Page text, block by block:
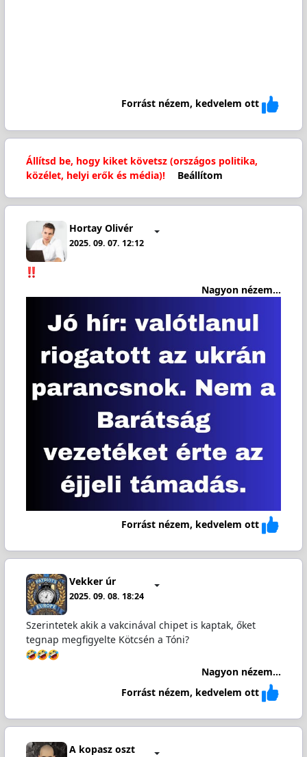
Forrást nézem, kedvelem ott
Állítsd be, hogy kiket követsz (országos politika,
közélet, helyi erők és média)!
Beállítom
Hortay Olivér
2025. 09. 07. 12:12
Nagyon nézem...
Forrást nézem, kedvelem ott
Vekker úr
2025. 09. 08. 18:24
Szerintetek akik a vakcinával chipet is kaptak, őket
tegnap megfigyelte Kötcsén a Tóni?
Nagyon nézem...
Forrást nézem, kedvelem ott
A kopasz oszt